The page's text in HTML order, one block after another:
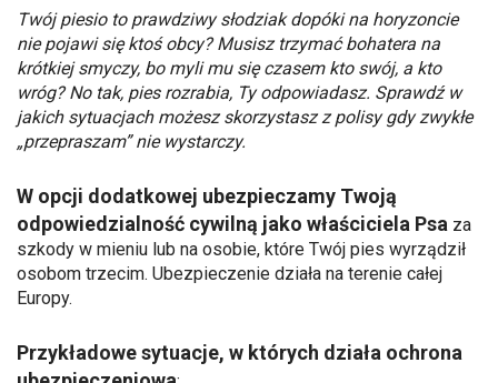
Twój piesio to prawdziwy słodziak dopóki na horyzoncie
nie pojawi się ktoś obcy? Musisz trzymać bohatera na
krótkiej smyczy, bo myli mu się czasem kto swój, a kto
wróg? No tak, pies rozrabia, Ty odpowiadasz. Sprawdź w
jakich sytuacjach możesz skorzystasz z polisy gdy zwykłe
„przepraszam” nie wystarczy.
W opcji dodatkowej ubezpieczamy Twoją
odpowiedzialność cywilną jako właściciela Psa za
szkody w mieniu lub na osobie, które Twój pies wyrządził
osobom trzecim. Ubezpieczenie działa na terenie całej
Europy.
Przykładowe sytuacje, w których działa ochrona